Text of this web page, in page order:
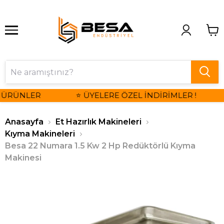
⭐ ÜYELERE ÖZEL İNDİRİMLER !
Anasayfa
Et Hazırlık Makineleri
Kıyma Makineleri
Besa 22 Numara 1.5 Kw 2 Hp Redüktörlü Kıyma
Makinesi